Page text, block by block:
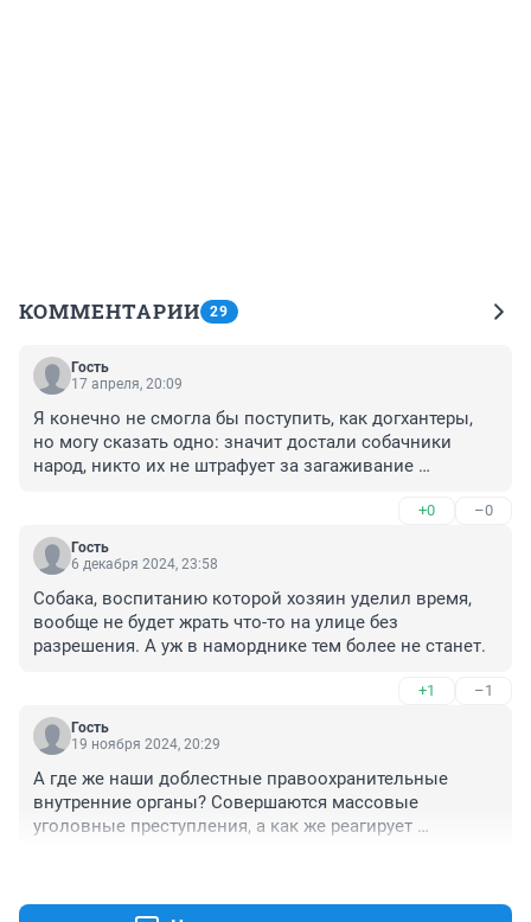
КОММЕНТАРИИ 29
Гость
17 апреля, 20:09
Я конечно не смогла бы поступить, как догхантеры,
но могу сказать одно: значит достали собачники
народ, никто их не штрафует за загаживание
+0 –0
Гость
6 декабря 2024, 23:58
Собака, воспитанию которой хозяин уделил время,
вообще не будет жрать что-то на улице без
разрешения. А уж в наморднике тем более не станет.
+1 –1
Гость
19 ноября 2024, 20:29
А где же наши доблестные правоохранительные
внутренние органы? Совершаются массовые
уголовные преступления, а как же реагирует